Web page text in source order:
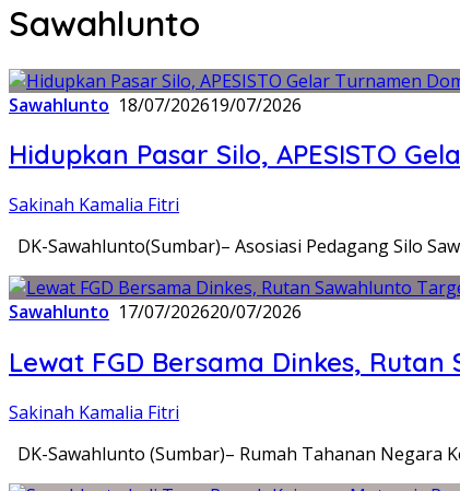
Sawahlunto
Sawahlunto 18/07/202619/07/2026
Hidupkan Pasar Silo, APESISTO
Sakinah Kamalia Fitri
DK-Sawahlunto(Sumbar)– Asosiasi Pedagang Silo
Sawahlunto 17/07/202620/07/2026
Lewat FGD Bersama Dinkes,
Sakinah Kamalia Fitri
DK-Sawahlunto (Sumbar)– Rumah Tahanan